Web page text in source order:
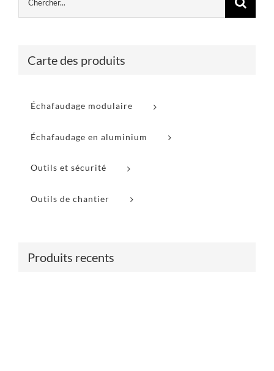
Carte des produits
Échafaudage modulaire
Échafaudage en aluminium
Outils et sécurité
Outils de chantier
Produits recents